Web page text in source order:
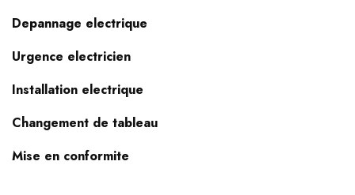
Depannage electrique
Urgence electricien
Installation electrique
Changement de tableau
Mise en conformite